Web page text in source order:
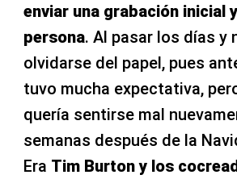
enviar una grabación inicial
persona. Al pasar los días y
olvidarse del papel, pues
tuvo mucha expectativa,
quería sentirse mal
semanas después de la
Era Tim Burton y los